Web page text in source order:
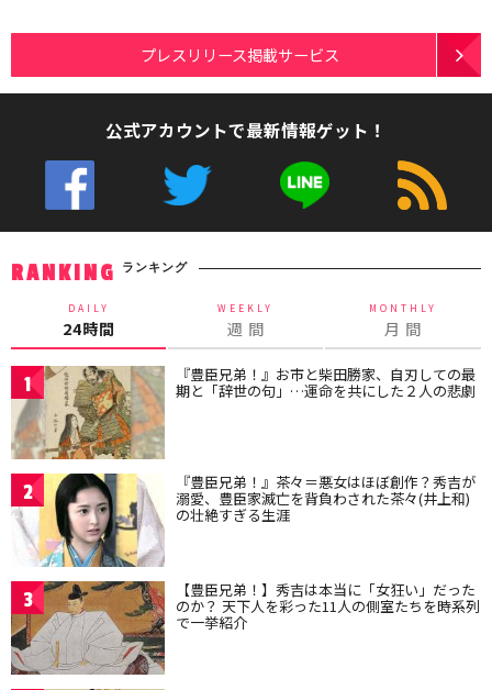
プレスリリース掲載サービス
公式アカウントで最新情報ゲット！
RANKING ランキング
DAILY
24時間
WEEKLY
週 間
MONTHLY
月 間
1 『豊臣兄弟！』お市と柴田勝家、自刃しての最
期と「辞世の句」…運命を共にした２人の悲劇
2 『豊臣兄弟！』茶々＝悪女はほぼ創作？秀吉が
溺愛、豊臣家滅亡を背負わされた茶々(井上和)
の壮絶すぎる生涯
3 【豊臣兄弟！】秀吉は本当に「女狂い」だった
のか？ 天下人を彩った11人の側室たちを時系列
で一挙紹介